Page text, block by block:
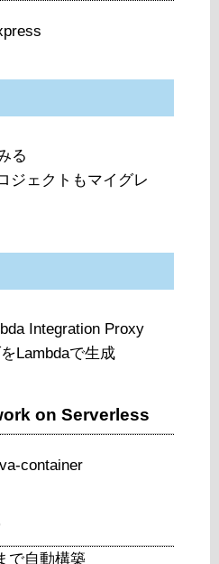
る
ジェクトもマイグレ
Integration Proxy
Lambdaで生成
on Serverless
container
で自動構築